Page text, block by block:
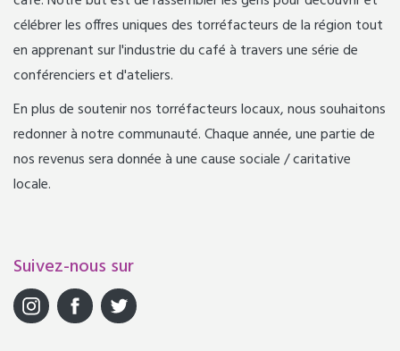
célébrer les offres uniques des torréfacteurs de la région tout
en apprenant sur l'industrie du café à travers une série de
conférenciers et d'ateliers.
En plus de soutenir nos torréfacteurs locaux, nous souhaitons
redonner à notre communauté. Chaque année, une partie de
nos revenus sera donnée à une cause sociale / caritative
locale.
Suivez-nous sur